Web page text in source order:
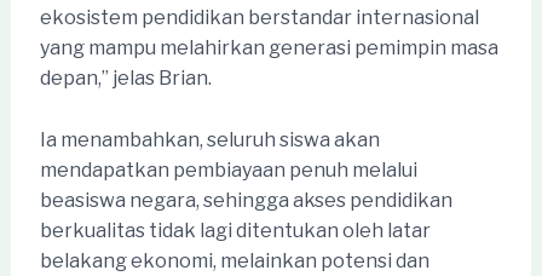
ekosistem pendidikan berstandar internasional
yang mampu melahirkan generasi pemimpin masa
depan,” jelas Brian.
Ia menambahkan, seluruh siswa akan
mendapatkan pembiayaan penuh melalui
beasiswa negara, sehingga akses pendidikan
berkualitas tidak lagi ditentukan oleh latar
belakang ekonomi, melainkan potensi dan